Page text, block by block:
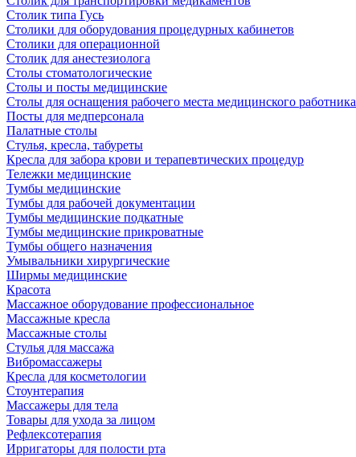
Столик типа Гусь
Столики для оборудования процедурных кабинетов
Столики для операционной
Столик для анестезиолога
Столы стоматологические
Столы и посты медицинские
Столы для оснащения рабочего места медицинского работника
Посты для медперсонала
Палатные столы
Стулья, кресла, табуреты
Кресла для забора крови и терапевтических процедур
Тележки медицинские
Тумбы медицинские
Тумбы для рабочей документации
Тумбы медицинские подкатные
Тумбы медицинские прикроватные
Тумбы общего назначения
Умывальники хирургические
Ширмы медицинские
Красота
Массажное оборудование профессиональное
Массажные кресла
Массажные столы
Стулья для массажа
Вибромассажеры
Кресла для косметологии
Стоунтерапия
Массажеры для тела
Товары для ухода за лицом
Рефлексотерапия
Ирригаторы для полости рта